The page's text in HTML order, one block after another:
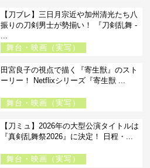
【刀ブレ】三日月宗近や加州清光たち八
振りの刀剣男士が勢揃い！ 『刀剣乱舞 -
舞台・映画（実写）
田宮良子の視点で描く『寄生獣』のスト
ーリー！ Netflixシリーズ『寄生獣 ...
舞台・映画（実写）
【刀ミュ】2026年の大型公演タイトルは
『真剣乱舞祭2026』に決定！ 日程・...
舞台・映画（実写）